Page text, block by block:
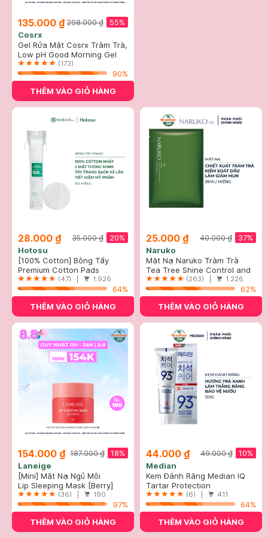
135.000 ₫ 55%
298.000 ₫
Cosrx
Gel Rửa Mặt Cosrx Tràm Trà,
0.5% BHA Có Độ pH Thấp
150ml
Low pH Good Morning Gel
Cleanser
(173)
90%
THÊM VÀO GIỎ HÀNG
28.000 ₫ 20%
35.000 ₫
Hotosu
[100% Cotton] Bông Tẩy
Trang Hotosu Cao Cấp 150
Miếng
Premium Cotton Pads
(47) | 1.926
64%
THÊM VÀO GIỎ HÀNG
25.000 ₫ 37%
40.000 ₫
Naruko
Mặt Nạ Naruko Tràm Trà
Kiểm Soát Dầu Và Giảm Mụn
26ml
Tea Tree Shine Control and
Blemish Clear Mask
(263) | 1.226
62%
THÊM VÀO GIỎ HÀNG
154.000 ₫ 18%
187.000 ₫
Laneige
[Mini] Mặt Nạ Ngủ Môi
Laneige Hương Quả Mọng 8g
Lip Sleeping Mask [Berry]
(36) | 190
97%
THÊM VÀO GIỎ HÀNG
44.000 ₫ 10%
49.000 ₫
Median
Kem Đánh Răng Median IQ
93% Trắng Răng Màu Trắng
Bạc 120g
Tartar Protection
Toothpaste - White
(6) | 411
64%
THÊM VÀO GIỎ HÀNG